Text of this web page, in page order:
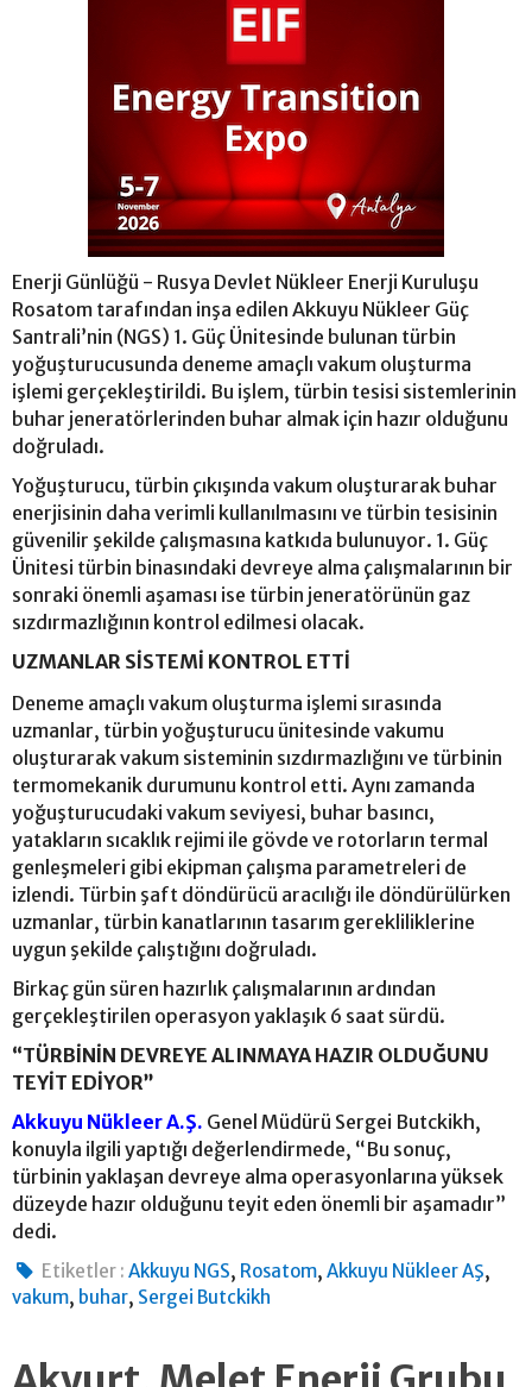
Enerji Günlüğü - Rusya Devlet Nükleer Enerji Kuruluşu
Rosatom tarafından inşa edilen Akkuyu Nükleer Güç
Santrali’nin (NGS) 1. Güç Ünitesinde bulunan türbin
yoğuşturucusunda deneme amaçlı vakum oluşturma
işlemi gerçekleştirildi. Bu işlem, türbin tesisi sistemlerinin
buhar jeneratörlerinden buhar almak için hazır olduğunu
doğruladı.
Yoğuşturucu, türbin çıkışında vakum oluşturarak buhar
enerjisinin daha verimli kullanılmasını ve türbin tesisinin
güvenilir şekilde çalışmasına katkıda bulunuyor. 1. Güç
Ünitesi türbin binasındaki devreye alma çalışmalarının bir
sonraki önemli aşaması ise türbin jeneratörünün gaz
sızdırmazlığının kontrol edilmesi olacak.
UZMANLAR SİSTEMİ KONTROL ETTİ
Deneme amaçlı vakum oluşturma işlemi sırasında
uzmanlar, türbin yoğuşturucu ünitesinde vakumu
oluşturarak vakum sisteminin sızdırmazlığını ve türbinin
termomekanik durumunu kontrol etti. Aynı zamanda
yoğuşturucudaki vakum seviyesi, buhar basıncı,
yatakların sıcaklık rejimi ile gövde ve rotorların termal
genleşmeleri gibi ekipman çalışma parametreleri de
izlendi. Türbin şaft döndürücü aracılığı ile döndürülürken
uzmanlar, türbin kanatlarının tasarım gerekliliklerine
uygun şekilde çalıştığını doğruladı.
Birkaç gün süren hazırlık çalışmalarının ardından
gerçekleştirilen operasyon yaklaşık 6 saat sürdü.
“TÜRBİNİN DEVREYE ALINMAYA HAZIR OLDUĞUNU
TEYİT EDİYOR”
Akkuyu Nükleer A.Ş. Genel Müdürü Sergei Butckikh,
konuyla ilgili yaptığı değerlendirmede, “Bu sonuç,
türbinin yaklaşan devreye alma operasyonlarına yüksek
düzeyde hazır olduğunu teyit eden önemli bir aşamadır”
dedi.
Etiketler : Akkuyu NGS, Rosatom,Akkuyu Nükleer AŞ,
vakum, buhar, Sergei Butckikh